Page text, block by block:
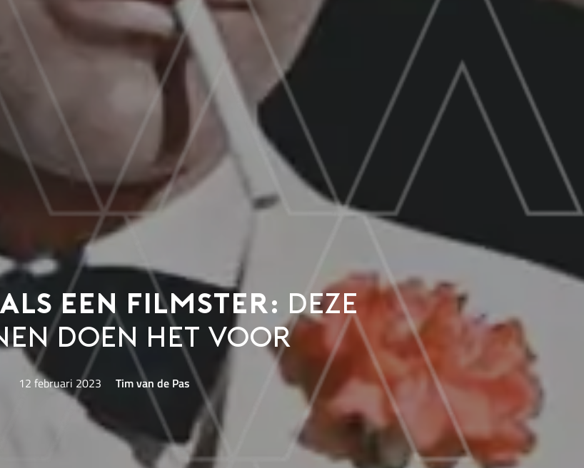
een filmster: deze
doen het voor
12 februari 2023 Tim van de Pas